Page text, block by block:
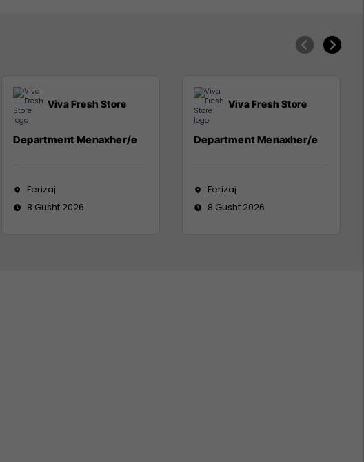
Viva Fresh Store
Department Menaxher/e
Ferizaj
8 Gusht 2026
Viva Fresh Store
Department Menaxher/e
Ferizaj
8 Gusht 2026